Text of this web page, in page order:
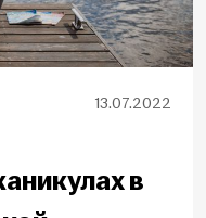
13.07.2022
в